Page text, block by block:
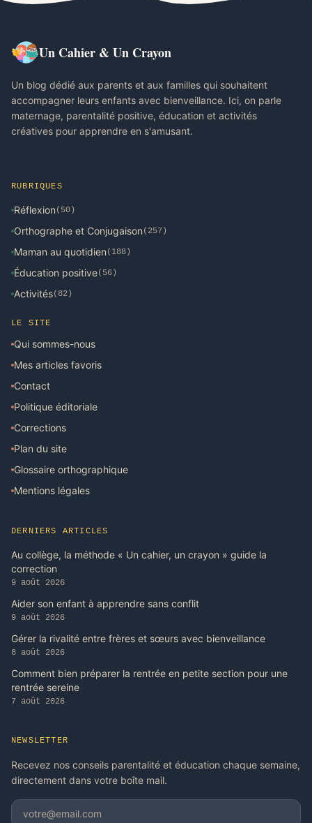
Un Cahier & Un Crayon
Un blog dédié aux parents et aux familles qui souhaitent
accompagner leurs enfants avec bienveillance. Ici, on parle
maternage, parentalité positive, éducation et activités
créatives pour apprendre en s'amusant.
RUBRIQUES
Réflexion (50)
Orthographe et Conjugaison (257)
Maman au quotidien (188)
Éducation positive(56)
Activités(82)
LE SITE
Qui sommes-nous
Mes articles favoris
Contact
Politique éditoriale
Corrections
Plan du site
Glossaire orthographique
Mentions légales
DERNIERS ARTICLES
Au collège, la méthode « Un cahier, un crayon » guide la
correction
9 août 2026
Aider son enfant à apprendre sans conflit
9 août 2026
Gérer la rivalité entre frères et sœurs avec bienveillance
8 août 2026
Comment bien préparer la rentrée en petite section pour une
rentrée sereine
7 août 2026
NEWSLETTER
Recevez nos conseils parentalité et éducation chaque semaine,
directement dans votre boîte mail.